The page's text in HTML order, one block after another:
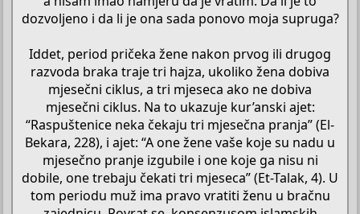
dozvoljeno i da li je ona sada ponovo moja supruga?
Iddet, period pričeka žene nakon prvog ili drugog
razvoda braka traje tri hajza, ukoliko žena dobiva
mjesečni ciklus, a tri mjeseca ako ne dobiva
mjesečni ciklus. Na to ukazuje kur’anski ajet:
“Raspuštenice neka čekaju tri mjesečna pranja” (El-
Bekara, 228), i ajet: “A one žene vaše koje su nadu u
mjesečno pranje izgubile i one koje ga nisu ni
dobile, one trebaju čekati tri mjeseca” (Et-Talak, 4). U
tom periodu muž ima pravo vratiti ženu u bračnu